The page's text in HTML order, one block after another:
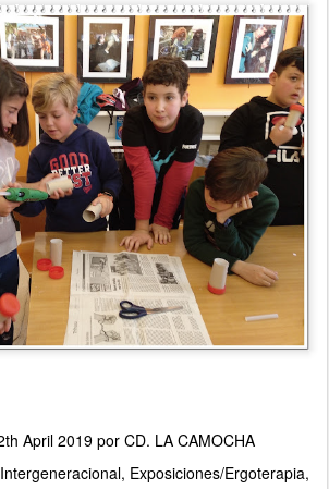
April 2019por CD. LA CAMOCHA
Exposiciones/Ergoterapia